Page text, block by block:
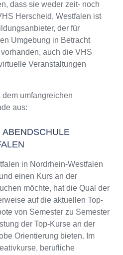
dass sie weder zeit- noch
Herscheid, Westfalen ist
der für
Umgebung in Betracht
auch die VHS
Veranstaltungen
umfangreichen
aus:
in Nordrhein-Westfalen
einen Kurs an der
möchte, hat die Qual der
auf die aktuellen Top-
von Semester zu Semester
der Top-Kurse an der
Orientierung bieten. Im
berufliche